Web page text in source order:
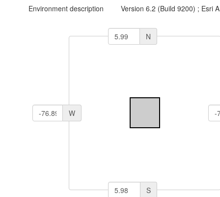
Environment description Version 6.2 (Build 9200) ; Esri
N
S
W